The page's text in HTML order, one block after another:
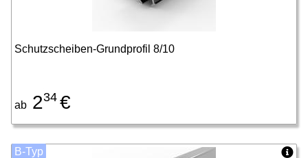
Schutzscheiben-Grundprofil 8/10
ab 234 €
B-Typ